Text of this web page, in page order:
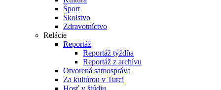
Šport
Školstvo
Zdravotníctvo
Relácie
Reportáž
Reportáž týždňa
Reportáž z archívu
Otvorená samospráva
Za kultúrou v Turci
Hosť v štúdiu